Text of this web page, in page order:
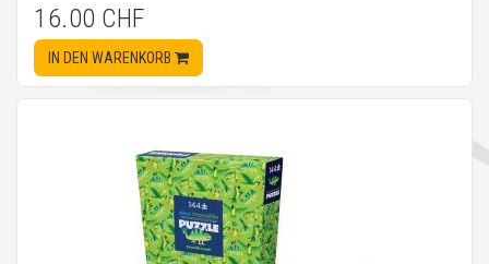
16.00 CHF
IN DEN WARENKORB